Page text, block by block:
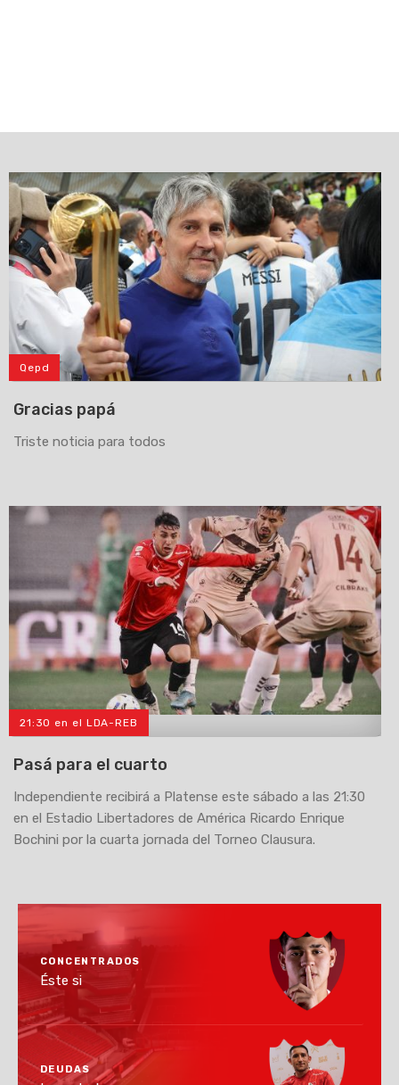
Qepd
Gracias papá
Triste noticia para todos
21:30 en el LDA-REB
Pasá para el cuarto
Independiente recibirá a Platense este sábado a las 21:30
en el Estadio Libertadores de América Ricardo Enrique
Bochini por la cuarta jornada del Torneo Clausura.
CONCENTRADOS
Éste si
DEUDAS